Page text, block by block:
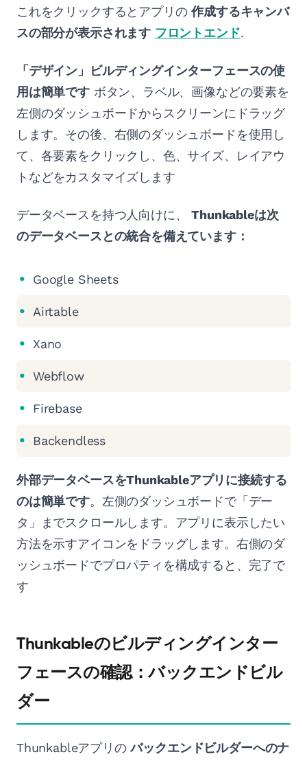
これをクリックするとアプリの作成するキャンバ
スの部分が表示されます フロントエンド.
「デザイン」ビルディングインターフェースの使
用は簡単ですボタン、ラベル、画像などの要素を
左側のダッシュボードからスクリーンにドラッグ
します。その後、右側のダッシュボードを使用し
て、各要素をクリックし、色、サイズ、レイアウ
トなどをカスタマイズします
データベースを持つ人向けに、Thunkableは次
のデータベースとの統合を備えています：
Google Sheets
Airtable
Xano
Webflow
Firebase
Backendless
外部データベースをThunkableアプリに接続する
のは簡単です。左側のダッシュボードで「デー
タ」までスクロールします。アプリに表示したい
方法を示すアイコンをドラッグします。右側のダ
ッシュボードでプロパティを構成すると、完了で
す
Thunkableのビルディングインター
フェースの確認：バックエンドビル
ダー
Thunkableアプリのバックエンドビルダーへのナ